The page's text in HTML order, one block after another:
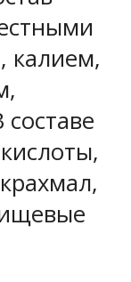
калием,